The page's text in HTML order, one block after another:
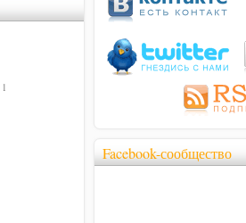
1
Facebook-сообщество